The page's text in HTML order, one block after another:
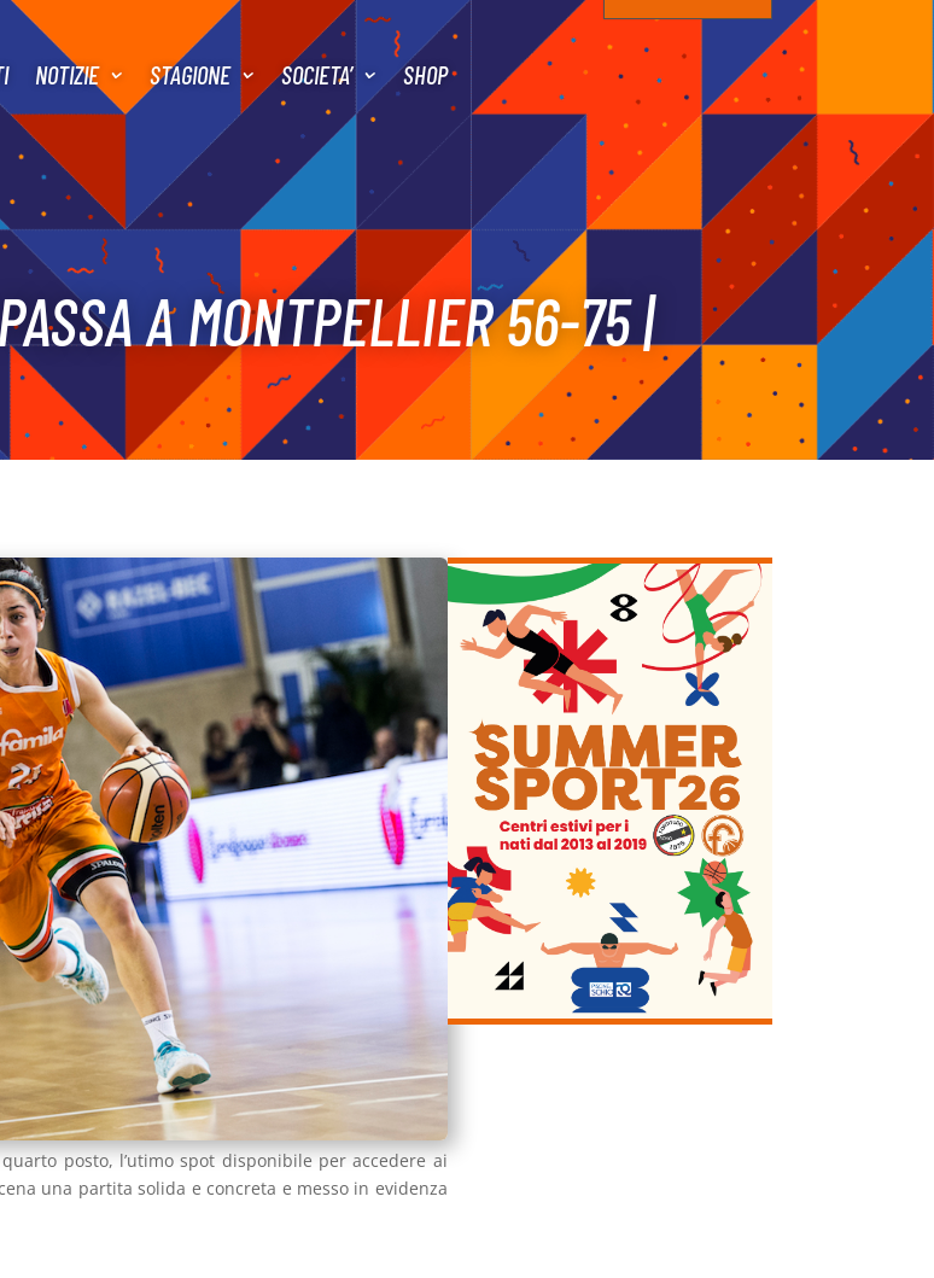
NOTIZIE STAGIONE SOCIETA’ SHOP
A MONTPELLIER 56-75 |
posto, l’utimo spot disponibile per accedere ai
una partita solida e concreta e messo in evidenza